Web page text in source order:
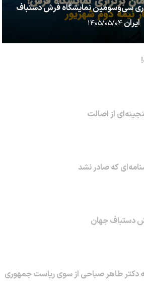
سی‌وسومین نمایشگاه فرش دستباف
ایران۱۴۰۵/۰۵/۰۴
از اصالت
که صادر نشد
دستباف جهان
دکتر طاهر صباحی از سوی ریاست جمهوری